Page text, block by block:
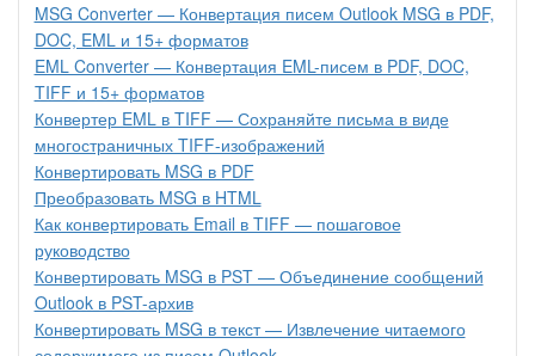
MSG Converter — Конвертация писем Outlook MSG в PDF,
DOC, EML и 15+ форматов
EML Converter — Конвертация EML-писем в PDF, DOC,
TIFF и 15+ форматов
Конвертер EML в TIFF — Сохраняйте письма в виде
многостраничных TIFF-изображений
Конвертировать MSG в PDF
Преобразовать MSG в HTML
Как конвертировать Email в TIFF — пошаговое
руководство
Конвертировать MSG в PST — Объединение сообщений
Outlook в PST-архив
Конвертировать MSG в текст — Извлечение читаемого